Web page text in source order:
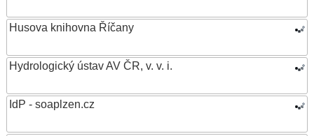
Husova knihovna Říčany
Hydrologický ústav AV ČR, v. v. i.
IdP - soaplzen.cz